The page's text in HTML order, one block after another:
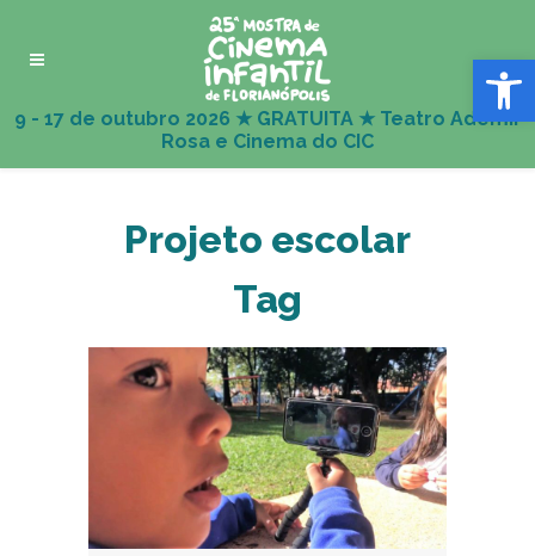
Abrir
Projeto escolar
Tag